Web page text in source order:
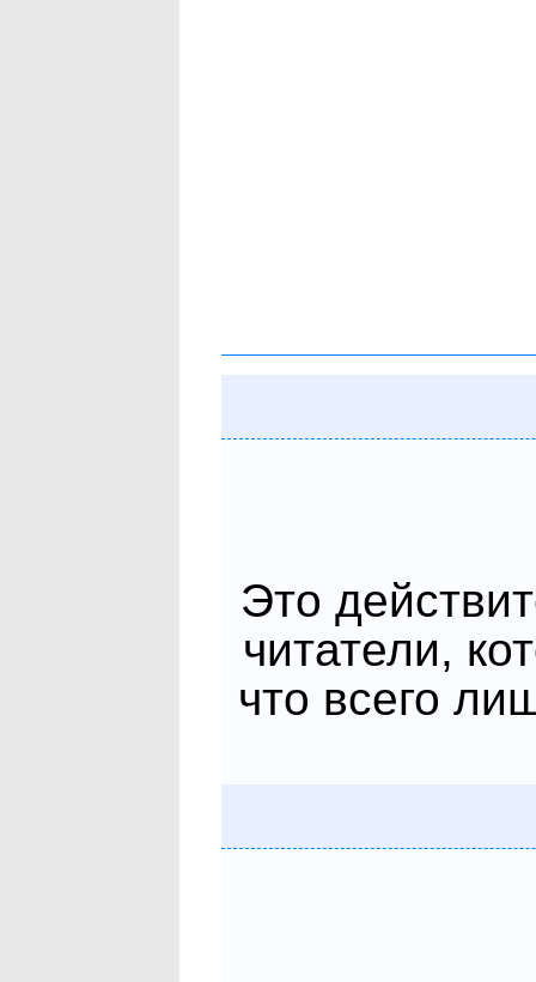
Это
читатели,
что всего